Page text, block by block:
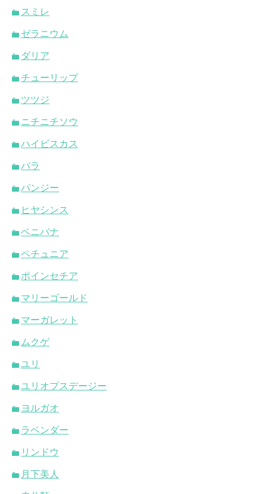
スミレ
ゼラニウム
ダリア
チューリップ
ツツジ
ニチニチソウ
ハイビスカス
バラ
パンジー
ヒヤシンス
ベニバナ
ペチュニア
ポインセチア
マリーゴールド
マーガレット
ムクゲ
ユリ
ユリオプスデージー
ヨルガオ
ラベンダー
リンドウ
月下美人